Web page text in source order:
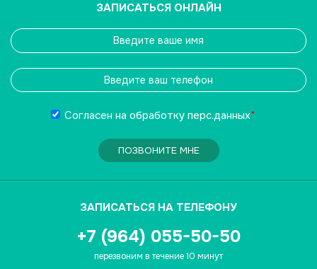
ЗАПИСАТЬСЯ ОНЛАЙН
Согласен на обработку перс.данных*
ПОЗВОНИТЕ МНЕ
ЗАПИСАТЬСЯ НА ТЕЛЕФОНУ
+7 (964) 055-50-50
перезвоним в течение 10 минут